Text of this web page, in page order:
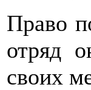
Право
отряд
своих